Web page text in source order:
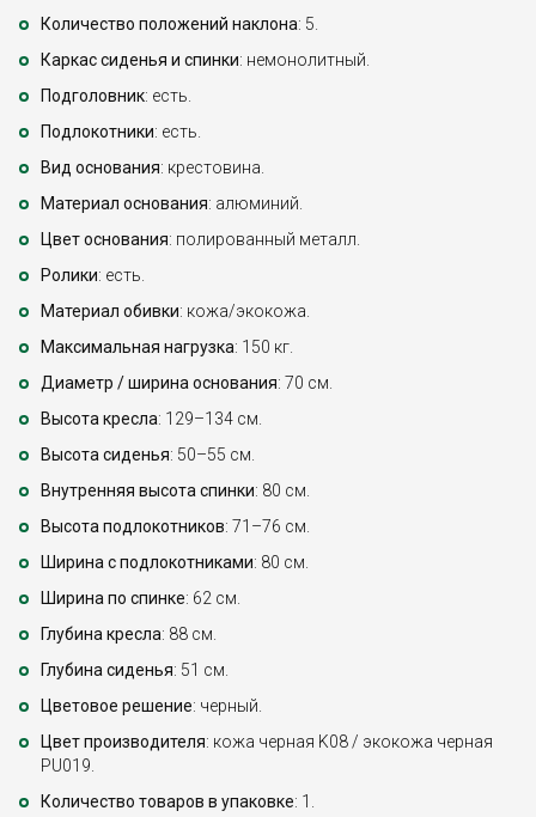
Количество положений наклона: 5.
Каркас сиденья и спинки: немонолитный.
Подголовник: есть.
Подлокотники: есть.
Вид основания: крестовина.
Материал основания: алюминий.
Цвет основания: полированный металл.
Ролики: есть.
Материал обивки: кожа/экокожа.
Максимальная нагрузка: 150 кг.
Диаметр / ширина основания: 70 см.
Высота кресла: 129–134 см.
Высота сиденья: 50–55 см.
Внутренняя высота спинки: 80 см.
Высота подлокотников: 71–76 см.
Ширина с подлокотниками: 80 см.
Ширина по спинке: 62 см.
Глубина кресла: 88 см.
Глубина сиденья: 51 см.
Цветовое решение: черный.
Цвет производителя: кожа черная K08 / экокожа черная
PU019.
Количество товаров в упаковке: 1.